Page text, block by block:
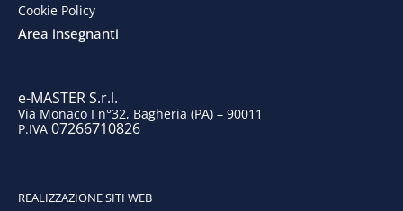
k
Cookie Policy
Area insegnanti
e-MASTER S.r.l.
Via Monaco I n°32, Bagheria (PA) – 90011
P.IVA 07266710826
REALIZZAZIONE SITI WEB